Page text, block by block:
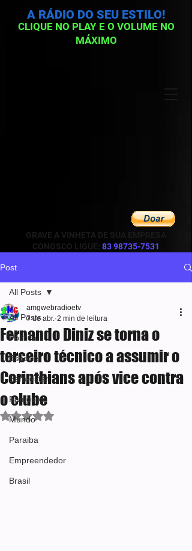
GRAVE A VINHETA DE SUA EMPRESA
CONOSCO LIGUE:
83 98735-7531
CLIQUE NO PLAY E O VOLUME NO
MÁXIMO
A RÁDIO DO SEU ESTILO!
Post
All Posts
Política
Esporte
Bem-estar
Famosos
Mundo
Paraiba
Empreendedor
Brasil
All Posts
Fernando Diniz se torna o
terceiro técnico a assumir o
Corinthians após vice contra
o clube
amgwebradioetv
7 de abr. 2 min de leitura
Avaliado com NaN de 5 estrelas.